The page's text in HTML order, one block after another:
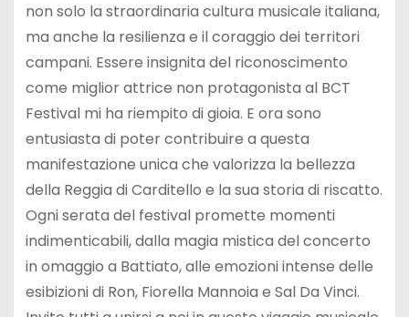
non solo la straordinaria cultura musicale italiana,
ma anche la resilienza e il coraggio dei territori
campani. Essere insignita del riconoscimento
come miglior attrice non protagonista al BCT
Festival mi ha riempito di gioia. E ora sono
entusiasta di poter contribuire a questa
manifestazione unica che valorizza la bellezza
della Reggia di Carditello e la sua storia di riscatto.
Ogni serata del festival promette momenti
indimenticabili, dalla magia mistica del concerto
in omaggio a Battiato, alle emozioni intense delle
esibizioni di Ron, Fiorella Mannoia e Sal Da Vinci.